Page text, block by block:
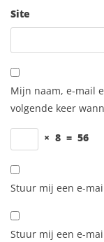
Site
Mijn naam, e-mail
volgende keer
× 8 = 56
Stuur mij een e-
Stuur mij een e-